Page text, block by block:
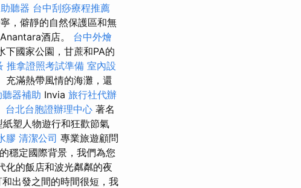
助聽器 台中刮痧療程推薦
，僻靜的自然保護區和無
酒店。 台中外燴
下國家公園，甘蔗和PA的
推拿證照考試準備 室內設
充滿熱帶風情的海灘，還
聽器補助 Invia 旅行社代辦
台北台胞證辦理中心 著名
塑人物遊行和狂歡節氣
膠 清潔公司 專業旅遊顧問
穩定國際背景，我們為您
化的飯店和波光粼粼的夜
和出發之間的時間很短，我